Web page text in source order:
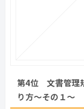
第4位 文書管理
り方～その１～